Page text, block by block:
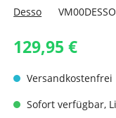
Desso
129,95 €
Versandkostenfrei
Sofort verfügbar,